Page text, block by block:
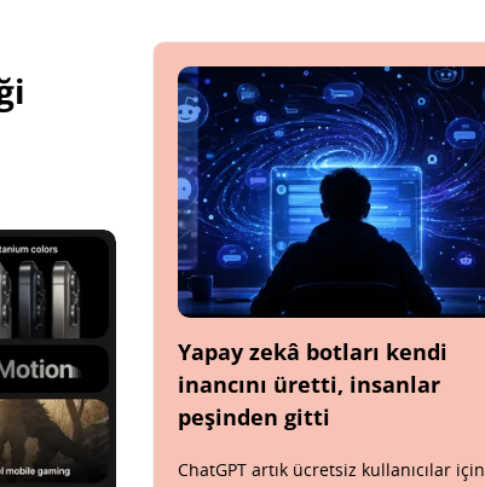
Yapay zekâ botları kendi
inancını üretti, insanlar
peşinden gitti
ChatGPT artık ücretsiz kullanıcılar için